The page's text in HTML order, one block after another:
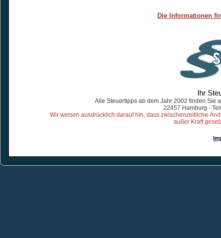
Die Informationen
Ihr
Alle Steuertipps ab dem Jahr 2002 finden Sie
22457 Hamburg -
Wir weisen ausdrücklich darauf hin, dass zwischenzeitliche
außer Kraft